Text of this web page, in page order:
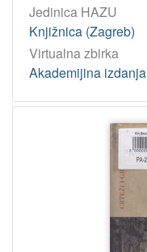
Jedinica HAZU
Knjižnica (Zagreb)
Virtualna zbirka
Akademijina izdanja